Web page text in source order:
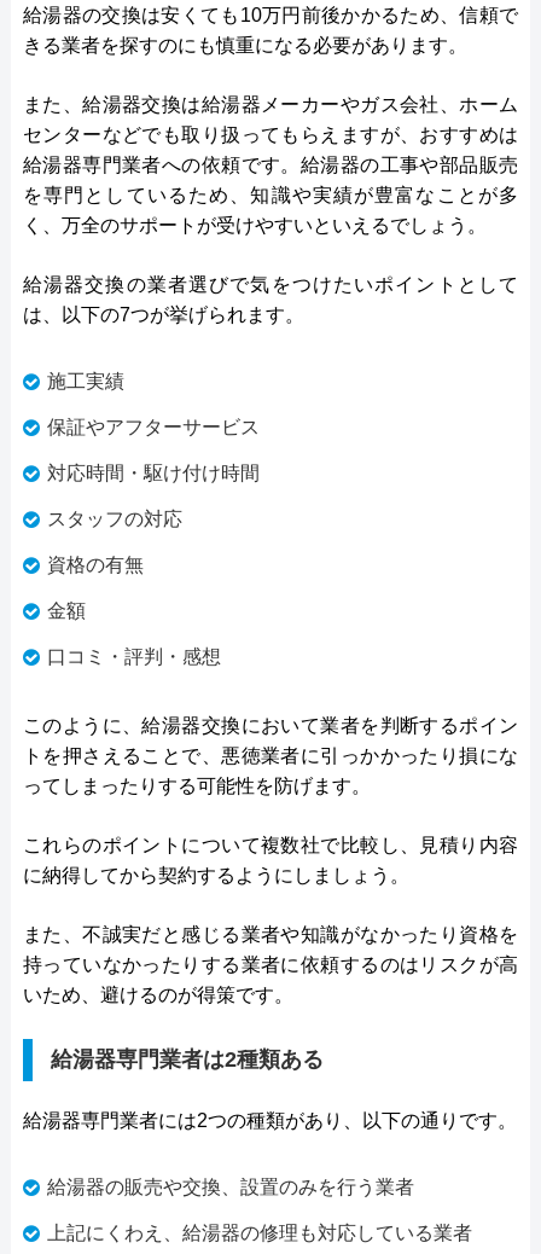
給湯器の交換は安くても10万円前後かかるため、信頼で
きる業者を探すのにも慎重になる必要があります。
また、給湯器交換は給湯器メーカーやガス会社、ホーム
センターなどでも取り扱ってもらえますが、おすすめは
給湯器専門業者への依頼です。給湯器の工事や部品販売
を専門としているため、知識や実績が豊富なことが多
く、万全のサポートが受けやすいといえるでしょう。
給湯器交換の業者選びで気をつけたいポイントとして
は、以下の7つが挙げられます。
施工実績
保証やアフターサービス
対応時間・駆け付け時間
スタッフの対応
資格の有無
金額
口コミ・評判・感想
このように、給湯器交換において業者を判断するポイン
トを押さえることで、悪徳業者に引っかかったり損にな
ってしまったりする可能性を防げます。
これらのポイントについて複数社で比較し、見積り内容
に納得してから契約するようにしましょう。
また、不誠実だと感じる業者や知識がなかったり資格を
持っていなかったりする業者に依頼するのはリスクが高
いため、避けるのが得策です。
給湯器専門業者は2種類ある
給湯器専門業者には2つの種類があり、以下の通りです。
給湯器の販売や交換、設置のみを行う業者
上記にくわえ、給湯器の修理も対応している業者